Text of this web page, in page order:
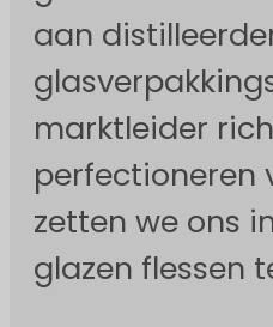
aan
marktleider
perfectioneren
zetten we ons
glazen flessen